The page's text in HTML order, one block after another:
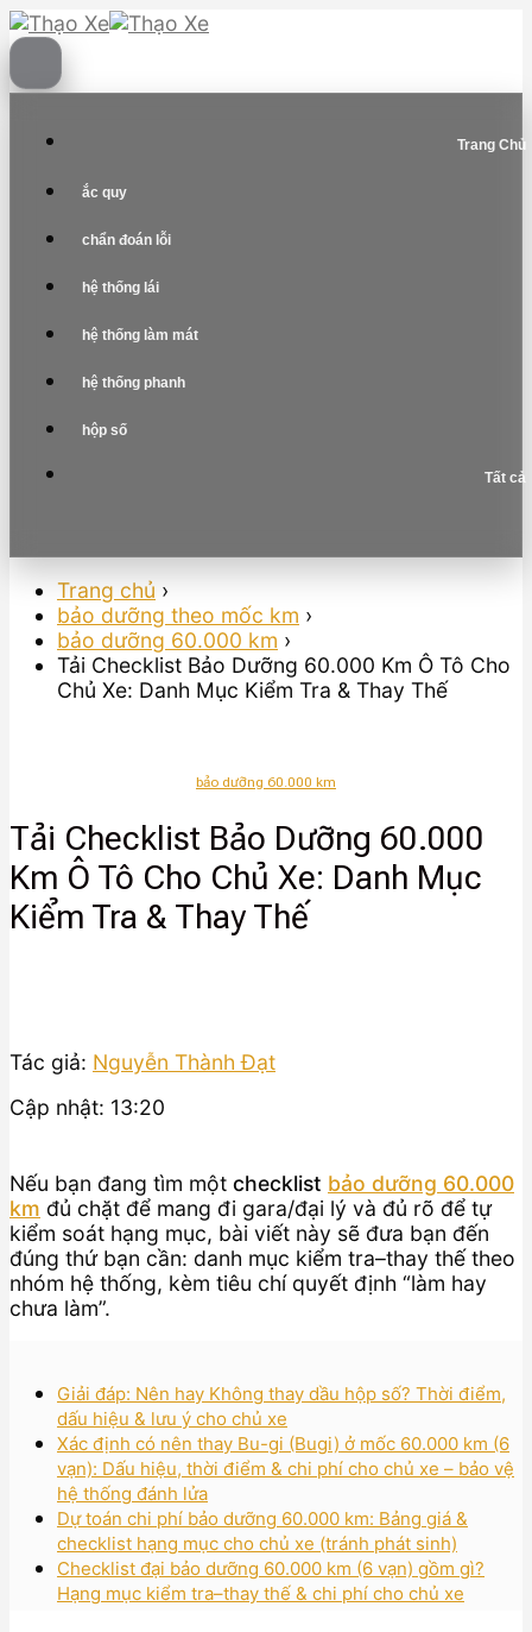
Skip
to
content
Trang Chủ
ắc quy
chẩn đoán lỗi
hệ thống lái
hệ thống làm mát
hệ thống phanh
hộp số
Tất cả
Trang chủ ›
bảo dưỡng theo mốc km ›
bảo dưỡng 60.000 km ›
Tải Checklist Bảo Dưỡng 60.000 Km Ô Tô Cho
Chủ Xe: Danh Mục Kiểm Tra & Thay Thế
bảo dưỡng 60.000 km
Tải Checklist Bảo Dưỡng 60.000
Km Ô Tô Cho Chủ Xe: Danh Mục
Kiểm Tra & Thay Thế
Tác giả: Nguyễn Thành Đạt
Cập nhật: 13:20
Nếu bạn đang tìm một checklist bảo dưỡng 60.000
km đủ chặt để mang đi gara/đại lý và đủ rõ để tự
kiểm soát hạng mục, bài viết này sẽ đưa bạn đến
đúng thứ bạn cần: danh mục kiểm tra–thay thế theo
nhóm hệ thống, kèm tiêu chí quyết định “làm hay
chưa làm”.
Giải đáp: Nên hay Không thay dầu hộp số? Thời điểm,
dấu hiệu & lưu ý cho chủ xe
Xác định có nên thay Bu-gi (Bugi) ở mốc 60.000 km (6
vạn): Dấu hiệu, thời điểm & chi phí cho chủ xe – bảo vệ
hệ thống đánh lửa
Dự toán chi phí bảo dưỡng 60.000 km: Bảng giá &
checklist hạng mục cho chủ xe (tránh phát sinh)
Checklist đại bảo dưỡng 60.000 km (6 vạn) gồm gì?
Hạng mục kiểm tra–thay thế & chi phí cho chủ xe